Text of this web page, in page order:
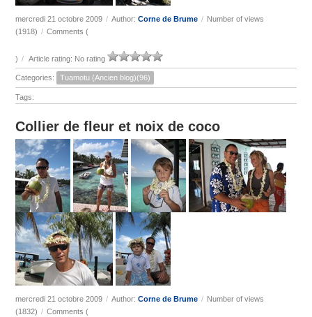
mercredi 21 octobre 2009 / Author:Corne de Brume / Number of views
(1918) / Comments (
) / Article rating: No rating
Categories: Tuamotu (Ancien blog)(96)
Tags:
Collier de fleur et noix de coco
mercredi 21 octobre 2009 / Author:Corne de Brume / Number of views
(1832) / Comments (